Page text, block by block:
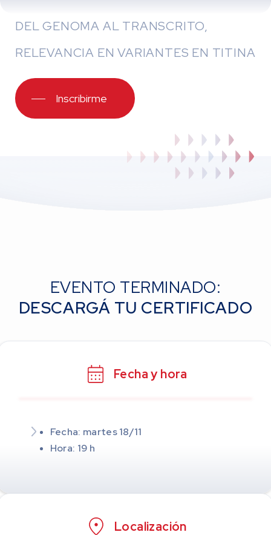
DEL GENOMA AL TRANSCRITO,
RELEVANCIA EN VARIANTES EN TITINA
Inscribirme
EVENTO TERMINADO:
DESCARGÁ TU CERTIFICADO
Fecha y hora
Fecha: martes 18/11
Hora: 19 h
Localización